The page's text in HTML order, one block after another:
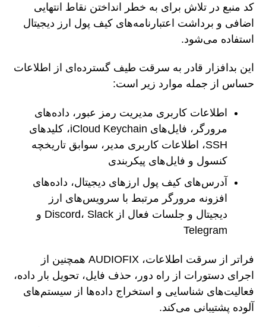
کد منبع در تلاش برای به خطر انداختن نقاط انتهایی
اضافی و برداشت اعتبارنامه‌های کیف پول ارز دیجیتال
استفاده می‌شود.
این بدافزار قادر به سرقت طیف گسترده‌ای از اطلاعات
حساس از جمله موارد زیر است:
اطلاعات کاربری مدیریت رمز عبور، داده‌های
مرورگر، فایل‌های iCloud Keychain، کلیدهای
SSH، اطلاعات کاربری مدیر، سوابق تاریخچه
کنسول و فایل‌های پیکربندی
آدرس‌های کیف پول ارزهای دیجیتال، داده‌های
افزونه مرورگر مرتبط با سرویس‌های ارز
دیجیتال و جلسات فعال از Discord، Slack و
Telegram
فراتر از سرقت اطلاعات، AUDIOFIX همچنین از
اجرای دستورات از راه دور، حذف فایل، تحویل بار داده،
فعالیت‌های شناسایی و استخراج داده‌ها از سیستم‌های
آلوده پشتیبانی می‌کند.